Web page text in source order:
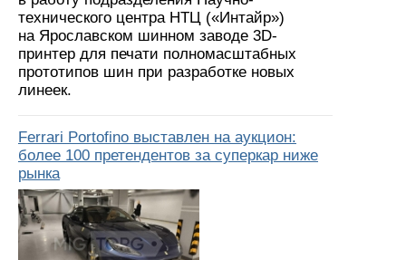
технического центра НТЦ («Интайр»)
на Ярославском шинном заводе 3D-
принтер для печати полномасштабных
прототипов шин при разработке новых
линеек.
Ferrari Portofino выставлен на аукцион:
более 100 претендентов за суперкар ниже
рынка